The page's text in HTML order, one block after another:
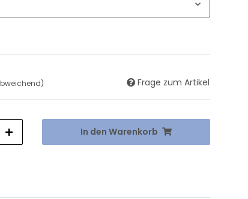
Frage zum Artikel
In den Warenkorb